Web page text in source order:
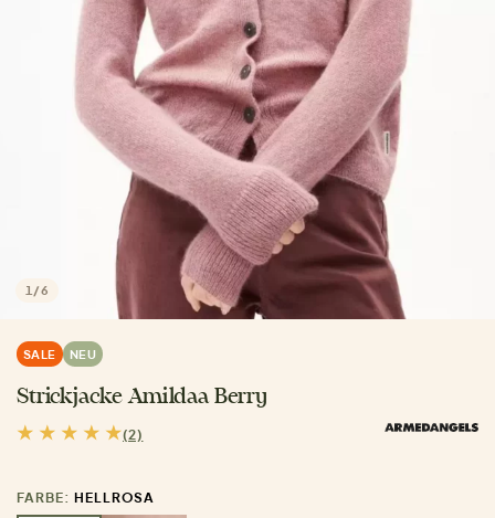
1 /6
SALE NEU
Strickjacke Amildaa Berry
(2)
FARBE: HELLROSA